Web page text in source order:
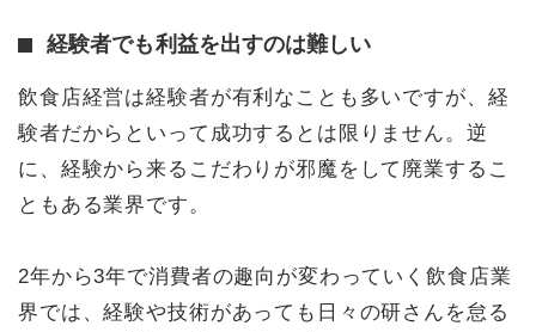
経験者でも利益を出すのは難しい
飲食店経営は経験者が有利なことも多いですが、経
験者だからといって成功するとは限りません。逆
に、経験から来るこだわりが邪魔をして廃業するこ
ともある業界です。
2年から3年で消費者の趣向が変わっていく飲食店業
界では、経験や技術があっても日々の研さんを怠る